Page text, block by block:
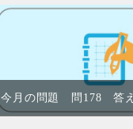
今月の問題 問178 答え